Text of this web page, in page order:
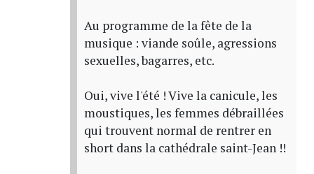
Au programme de la fête de la
musique : viande soûle, agressions
sexuelles, bagarres, etc.
Oui, vive l'été ! Vive la canicule, les
moustiques, les femmes débraillées
qui trouvent normal de rentrer en
short dans la cathédrale saint-Jean !!